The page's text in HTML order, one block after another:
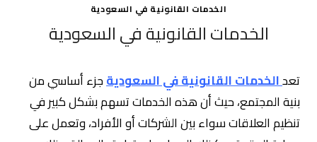
الخدمات القانونية في السعودية
الخدمات القانونية في السعودية
تعدالخدمات القانونية في السعوديةجزء أساسي من
بنية المجتمع، حيث أن هذه الخدمات تسهم بشكل كبير في
تنظيم العلاقات سواء بين الشركات أو الأفراد، وتعمل على